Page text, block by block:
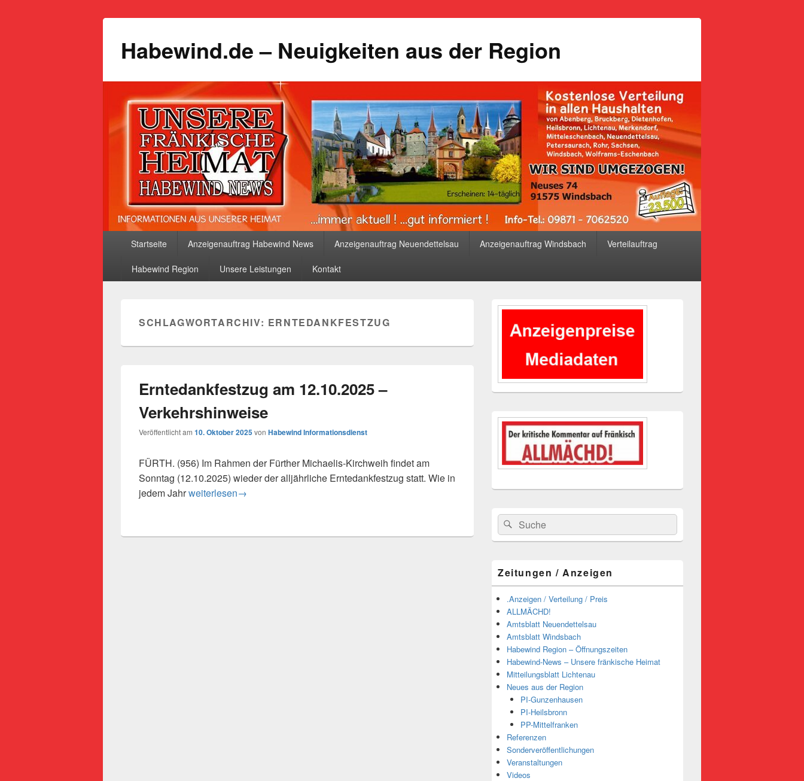
Habewind.de – Neuigkeiten aus der Region
Startseite Anzeigenauftrag Habewind News Anzeigenauftrag Neuendettelsau Anzeigenauftrag Windsbach Verteilauftrag
Habewind Region Unsere Leistungen Kontakt
SCHLAGWORTARCHIV: ERNTEDANKFESTZUG
Erntedankfestzug am 12.10.2025 –
Verkehrshinweise
Veröffentlicht am 10. Oktober 2025von Habewind Informationsdienst
FÜRTH. (956) Im Rahmen der Fürther Michaelis-Kirchweih findet am
Sonntag (12.10.2025) wieder der alljährliche Erntedankfestzug statt. Wie in
jedem JahrErntedankfestzug am 12.10.2025 – Verkehrshinweise
weiterlesen→
Primärer
Widgetbereich
Suchen
nach:
Suchen
Zeitungen / Anzeigen
.Anzeigen / Verteilung / Preis
ALLMÄCHD!
Amtsblatt Neuendettelsau
Amtsblatt Windsbach
Habewind Region – Öffnungszeiten
Habewind-News – Unsere fränkische Heimat
Mitteilungsblatt Lichtenau
Neues aus der Region
PI-Gunzenhausen
PI-Heilsbronn
PP-Mittelfranken
Referenzen
Sonderveröffentlichungen
Veranstaltungen
Videos